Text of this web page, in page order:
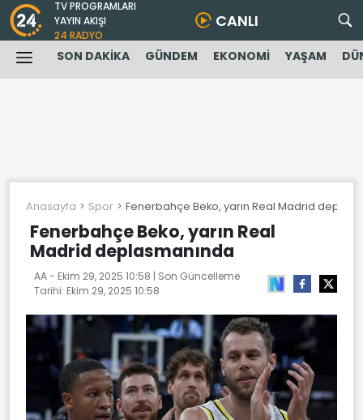
TV PROGRAMLARI
YAYIN AKIŞI
24 RADYO
CANLI
SON DAKİKA GÜNDEM EKONOMİ YAŞAM
Anasayfa Spor Fenerbahçe Beko, yarın Real Madrid
Fenerbahçe Beko, yarın Real
Madrid deplasmanında
AA - Ekim 29, 2025 10:58 | Son Güncelleme
Tarihi: Ekim 29, 2025 10:58